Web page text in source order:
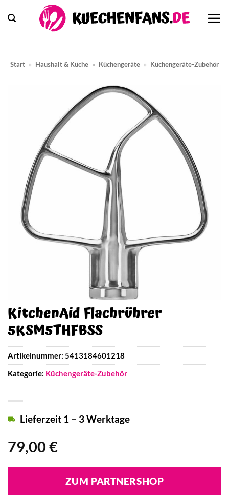
Inhalt
springen
Start » Haushalt & Küche » Küchengeräte » Küchengeräte-Zubehör
KitchenAid Flachrührer
5KSM5THFBSS
79,00 €
Lieferzeit 1 – 3 Werktage
ZUM PARTNERSHOP
Artikelnummer: 5413184601218
Kategorie: Küchengeräte-Zubehör